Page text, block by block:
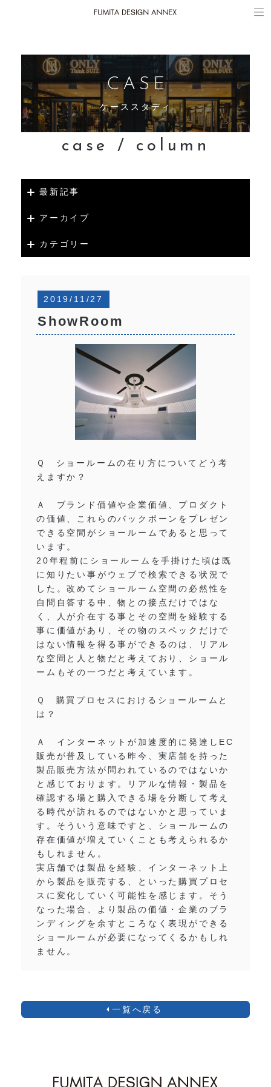
CASE
ケーススタディ
case / column
最新記事
アーカイブ
カテゴリー
2019/11/27
ShowRoom
Ｑ ショールームの在り方についてどう考
えますか？
Ａ ブランド価値や企業価値、プロダクト
の価値、これらのバックボーンをプレゼン
できる空間がショールームであると思って
います。
20年程前にショールームを手掛けた頃は既
に知りたい事がウェブで検索できる状況で
した。改めてショールーム空間の必然性を
自問自答する中、物との接点だけではな
く、人が介在する事とその空間を経験する
事に価値があり、その物のスペックだけで
はない情報を得る事ができるのは、リアル
な空間と人と物だと考えており、ショール
ームもその一つだと考えています。
Ｑ 購買プロセスにおけるショールームと
は？
Ａ インターネットが加速度的に発達しEC
販売が普及している昨今、実店舗を持った
製品販売方法が問われているのではないか
と感じております。リアルな情報・製品を
確認する場と購入できる場を分断して考え
る時代が訪れるのではないかと思っていま
す。そういう意味ですと、ショールームの
存在価値が増えていくことも考えられるか
もしれません。
実店舗では製品を経験、インターネット上
から製品を販売する、といった購買プロセ
スに変化していく可能性を感じます。そう
なった場合、より製品の価値・企業のブラ
ンディングを余すところなく表現ができる
ショールームが必要になってくるかもしれ
ません。
一覧へ戻る